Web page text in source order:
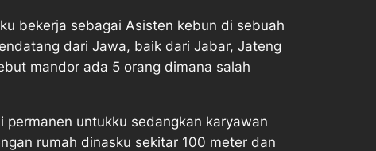
bekerja sebagai Asisten kebun di sebuah
dari Jawa, baik dari Jabar, Jateng
mandor ada 5 orang dimana salah
untukku sedangkan karyawan
rumah dinasku sekitar 100 meter dan